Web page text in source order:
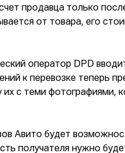
продавца только
от товара, его
оператор DPD
к перевозке теперь
их с теми фотографиями,
Авито будет
получателя нужно